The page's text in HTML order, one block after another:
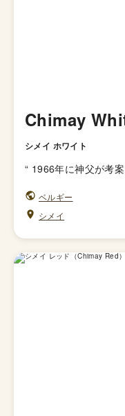
Chimay
シメイ ホワイト
“ 1966年に神父が考
ベルギー
シメイ